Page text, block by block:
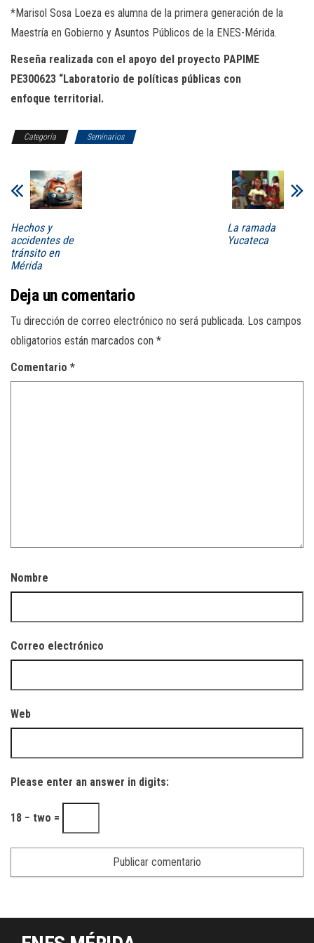
*Marisol Sosa Loeza es alumna de la primera generación de la
Maestría en Gobierno y Asuntos Públicos de la ENES-Mérida.
Reseña realizada con el apoyo del proyecto PAPIME
PE300623 “Laboratorio de políticas públicas con
enfoque territorial.
Categoría Seminarios
Hechos y
accidentes de
tránsito en
Mérida
La ramada
Yucateca
Deja un comentario
Tu dirección de correo electrónico no será publicada. Los campos
obligatorios están marcados con *
Comentario *
Nombre
Correo electrónico
Web
Please enter an answer in digits:
18 − two =